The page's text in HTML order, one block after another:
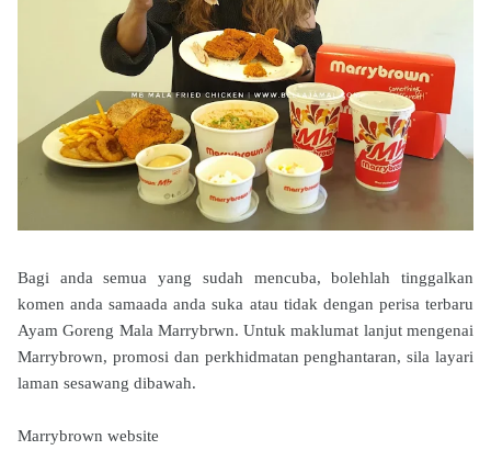
Bagi anda semua yang sudah mencuba, bolehlah tinggalkan
komen anda samaada anda suka atau tidak dengan perisa terbaru
Ayam Goreng Mala Marrybrwn. Untuk maklumat lanjut mengenai
Marrybrown, promosi dan perkhidmatan penghantaran, sila layari
laman sesawang dibawah.
Marrybrown website